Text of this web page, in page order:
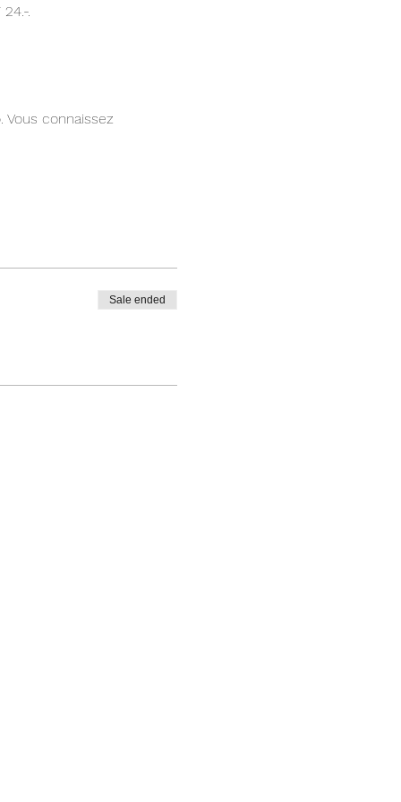
.
connaissez
ne permettra
On compte sur ta
Sale ended